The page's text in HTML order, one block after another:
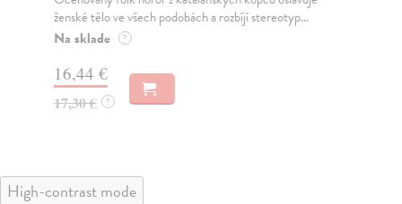
ženské tělo ve všech podobách a rozbíjí stereotyp...
Na sklade ?
16,44 €
17,30 € ?
High-contrast mode